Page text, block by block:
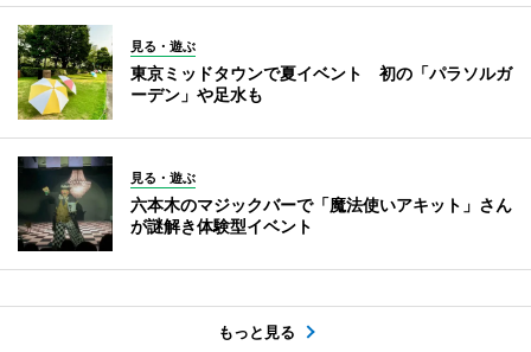
見る・遊ぶ
東京ミッドタウンで夏イベント 初の「パラソルガ
ーデン」や足水も
見る・遊ぶ
六本木のマジックバーで「魔法使いアキット」さん
が謎解き体験型イベント
もっと見る